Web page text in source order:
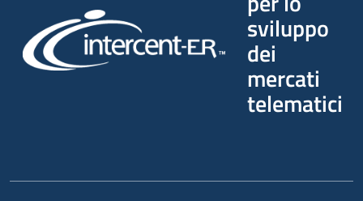
sviluppo
dei
mercati
telematici